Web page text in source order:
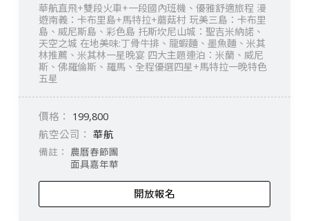
華航直飛+雙段火車+一段國內班機、優雅舒適旅程 漫
遊南義：卡布里島+馬特拉+蘑菇村 玩美三島：卡布里
島、威尼斯島、彩色島 托斯坎尼山城：聖吉米納諾、
天空之城 在地美味:丁骨牛排、龍蝦麵、墨魚麵、米其
林推薦、米其林一星晚宴 四大主題連泊：米蘭、威尼
斯、佛羅倫斯、羅馬、全程優選四星+馬特拉一晚特色
五星
199,800
華航
開放報名
農曆春節團
面具嘉年華